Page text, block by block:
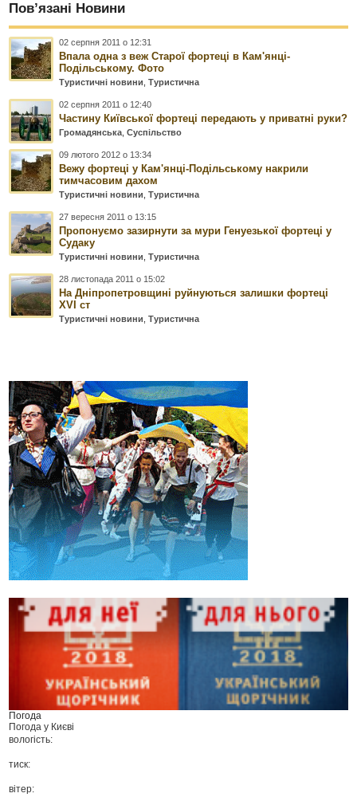
Пов’язані Новини
02 серпня 2011 о 12:31
Впала одна з веж Старої фортеці в Кам'янці-
Подільському. Фото
Туристичні новини ,Туристична
02 серпня 2011 о 12:40
Частину Київської фортеці передають у приватні руки?
Громадянська ,Суспільство
09 лютого 2012 о 13:34
Вежу фортеці у Кам'янці-Подільському накрили
тимчасовим дахом
Туристичні новини ,Туристична
27 вересня 2011 о 13:15
Пропонуємо зазирнути за мури Генуезької фортеці у
Судаку
Туристичні новини ,Туристична
28 листопада 2011 о 15:02
На Дніпропетровщині руйнуються залишки фортеці
XVI ст
Туристичні новини ,Туристична
Погода
Погода у Києві
вологість:
тиск:
вітер: